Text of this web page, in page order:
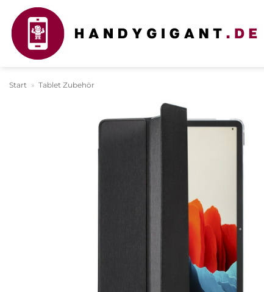
Zum
Inhalt
springen
Start » Tablet Zubehör